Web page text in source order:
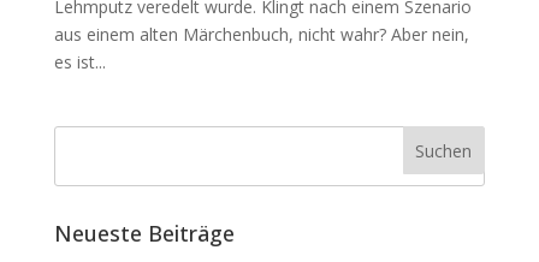
Lehmputz veredelt wurde. Klingt nach einem Szenario
aus einem alten Märchenbuch, nicht wahr? Aber nein,
es ist...
Neueste Beiträge